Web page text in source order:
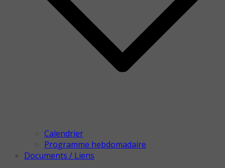
Calendrier
Programme hebdomadaire
Documents / Liens